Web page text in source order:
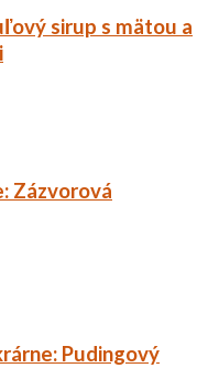
sirup s mätou a
Zázvorová
Pudingový